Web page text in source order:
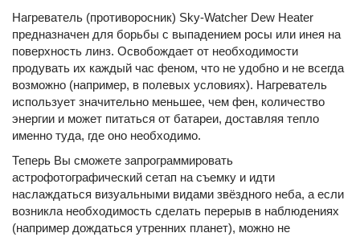
Нагреватель (противоросник) Sky-Watcher Dew Heater
предназначен для борьбы с выпадением росы или инея на
поверхность линз. Освобождает от необходимости
продувать их каждый час феном, что не удобно и не всегда
возможно (например, в полевых условиях). Нагреватель
использует значительно меньшее, чем фен, количество
энергии и может питаться от батареи, доставляя тепло
именно туда, где оно необходимо.
Теперь Вы сможете запрограммировать
астрофотографический сетап на съемку и идти
наслаждаться визуальными видами звёздного неба, а если
возникла необходимость сделать перерыв в наблюдениях
(например дождаться утренних планет), можно не